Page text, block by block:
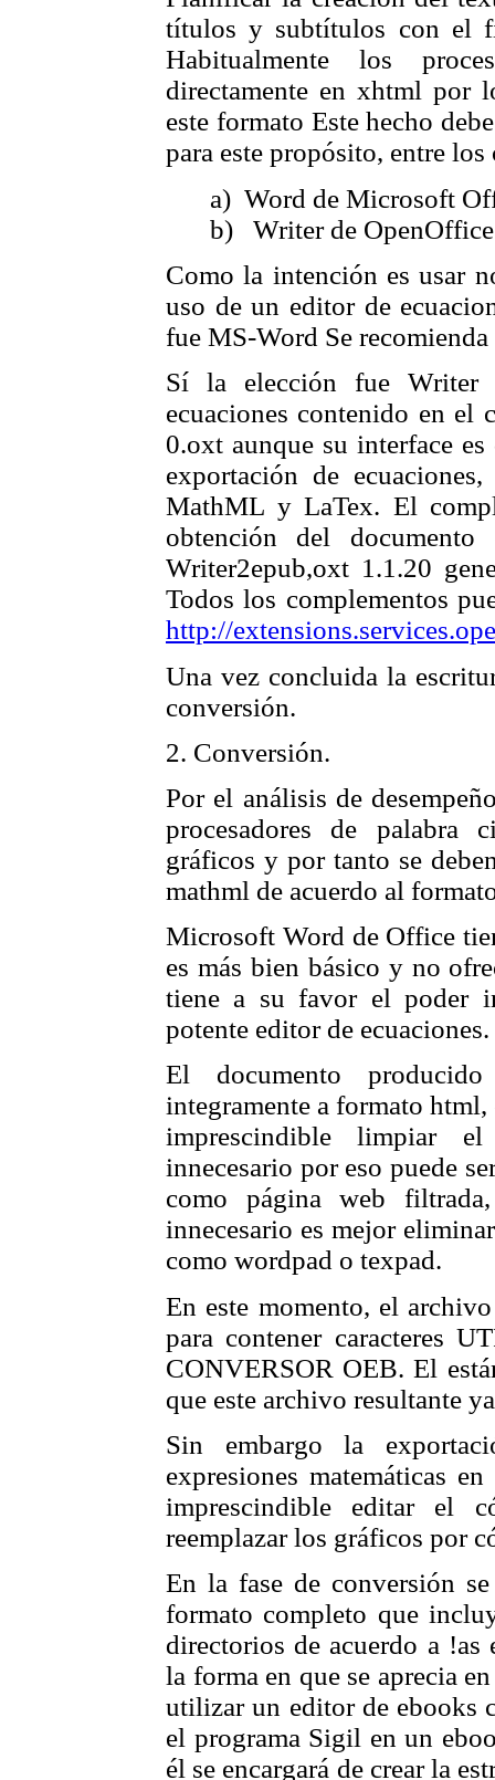
títulos y subtítulos con el
Habitualmente los
directamente en xhtml por
este formato Este hecho
para este propósito, entre los
a) Word de Microsoft
b) Writer de
Como la intención es usar
uso de un editor de
fue MS-Word Se
Sí la elección fue Writer
ecuaciones contenido en el
0.oxt aunque su interface
exportación de
MathML y LaTex. El
obtención del
Writer2epub,oxt 1.1.20
Todos los complementos
http://
Una vez concluida la
conversión.
2. Conversión.
Por el análisis de
procesadores de palabra
gráficos y por tanto se
mathml de acuerdo al
Microsoft Word de Office
es más bien básico y no
tiene a su favor el poder
potente editor de ecuaciones.
El documento
integramente a formato
imprescindible limpiar
innecesario por eso puede
como página web
innecesario es mejor
como wordpad o texpad.
En este momento, el
para contener caracteres
CONVERSOR OEB. El
que este archivo resultante
Sin embargo la
expresiones matemáticas
imprescindible editar el
reemplazar los gráficos por
En la fase de conversión
formato completo que
directorios de acuerdo a !as
la forma en que se aprecia
utilizar un editor de ebooks
el programa Sigil en un
él se encargará de crear la